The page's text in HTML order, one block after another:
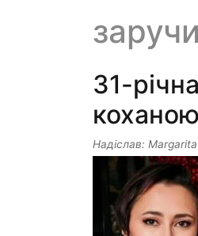
31-
коханою
Надіслав: Margarita